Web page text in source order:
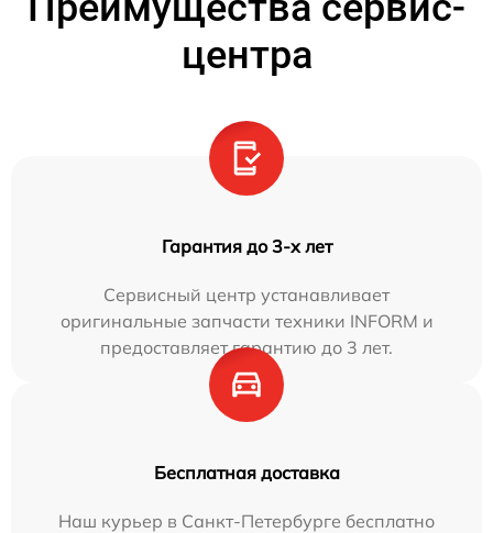
центра
Гарантия до 3-х лет
Сервисный центр устанавливает
оригинальные запчасти техники INFORM и
предоставляет гарантию до 3 лет.
Бесплатная доставка
Наш курьер в Санкт-Петербурге бесплатно